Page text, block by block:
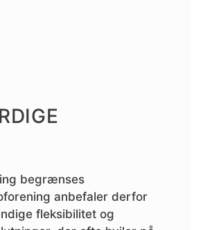
begrænses
anbefaler derfor
fleksibilitet og